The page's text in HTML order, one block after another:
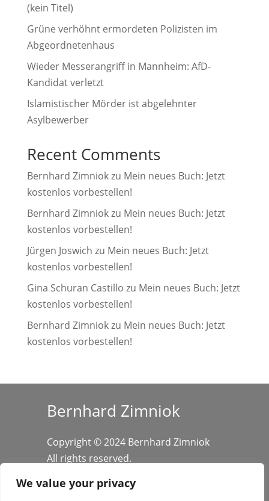
We value your privacy
e
:
(kein Titel)
Grüne verhöhnt ermordeten Polizisten im
Abgeordnetenhaus
Wieder Messerangriff in Mannheim: AfD-
Kandidat verletzt
Islamistischer Mörder ist abgelehnter
Asylbewerber
Recent Comments
Bernhard Zimniokzu Mein neues Buch: Jetzt
kostenlos vorbestellen!
Bernhard Zimniokzu Mein neues Buch: Jetzt
kostenlos vorbestellen!
Jürgen Joswich zu Mein neues Buch: Jetzt
kostenlos vorbestellen!
Gina Schuran Castillo zu Mein neues Buch: Jetzt
kostenlos vorbestellen!
Bernhard Zimniokzu Mein neues Buch: Jetzt
kostenlos vorbestellen!
Bernhard Zimniok
Copyright © 2024 Bernhard Zimniok
All rights reserved.